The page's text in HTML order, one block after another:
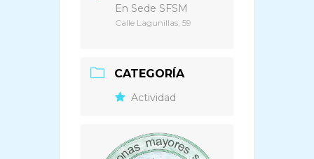
En Sede SFSM
Calle Lagunillas, 59
CATEGORÍA
Actividad